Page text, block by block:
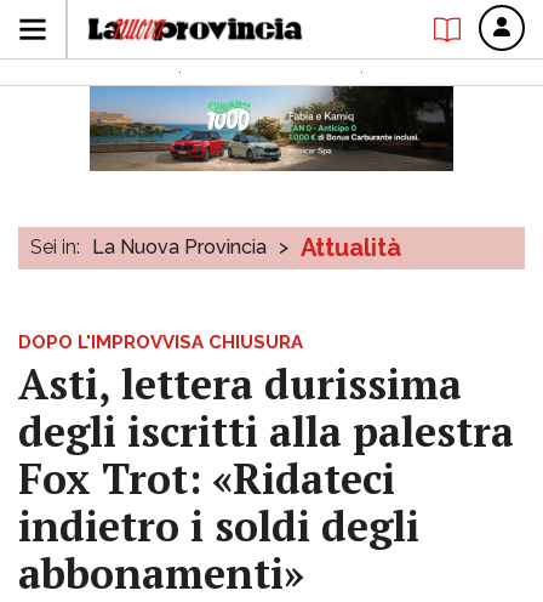
Sei in: La Nuova Provincia > Attualità
DOPO L'IMPROVVISA CHIUSURA
Asti, lettera durissima
degli iscritti alla palestra
Fox Trot: «Ridateci
indietro i soldi degli
abbonamenti»